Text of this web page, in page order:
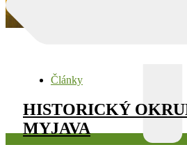
Články
HISTORICKÝ
MYJAVA